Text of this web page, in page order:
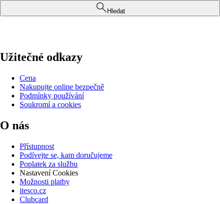
Hledat
Užitečné odkazy
Cena
Nakupujte online bezpečně
Podmínky používání
Soukromí a cookies
O nás
Přístupnost
Podívejte se, kam doručujeme
Poplatek za službu
Nastavení Cookies
Možnosti platby
itesco.cz
Clubcard